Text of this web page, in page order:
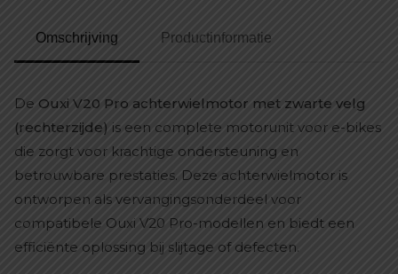
Omschrijving Productinformatie
De Ouxi V20 Pro achterwielmotor met zwarte velg
(rechterzijde) is een complete motorunit voor e-bikes
die zorgt voor krachtige ondersteuning en
betrouwbare prestaties. Deze achterwielmotor is
ontworpen als vervangingsonderdeel voor
compatibele Ouxi V20 Pro-modellen en biedt een
efficiënte oplossing bij slijtage of defecten.